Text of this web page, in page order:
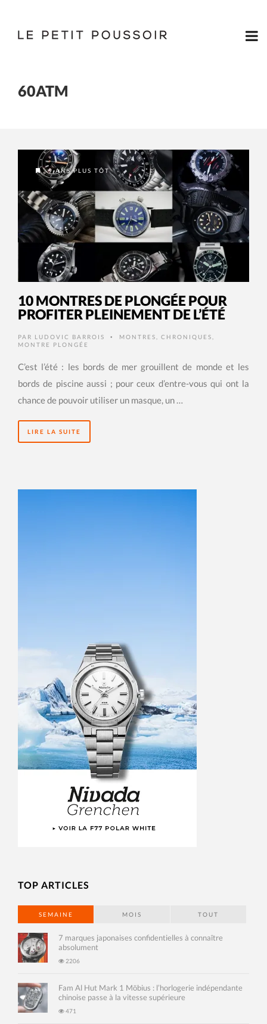
60ATM
9 ANS PLUS TÔT
10 MONTRES DE PLONGÉE POUR
PROFITER PLEINEMENT DE L’ÉTÉ
PAR LUDOVIC BARROIS • MONTRES CHRONIQUES
MONTRE PLONGÉE
C’est l’été : les bords de mer grouillent de monde et les
bords de piscine aussi ; pour ceux d’entre-vous qui ont la
chance de pouvoir utiliser un masque, un …
LIRE LA SUITE
TOP ARTICLES
SEMAINE MOIS TOUT
7 marques japonaises confidentielles à connaître
absolument
2206
Fam Al Hut Mark 1 Möbius : l’horlogerie indépendante
chinoise passe à la vitesse supérieure
471